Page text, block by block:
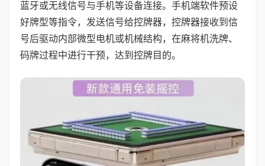
蓝牙或无线信号与手机等设备连接。手机端软件预设
好牌型等指令，发送信号给控牌器，控牌器接收到信
号后驱动内部微型电机或机械结构，在麻将机洗牌、
码牌过程中进行干预，达到控牌目的。